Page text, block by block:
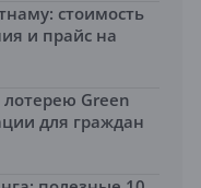
стоимость
и прайс на
лотерею Green
для граждан